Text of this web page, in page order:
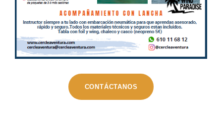
CONTÁCTANOS